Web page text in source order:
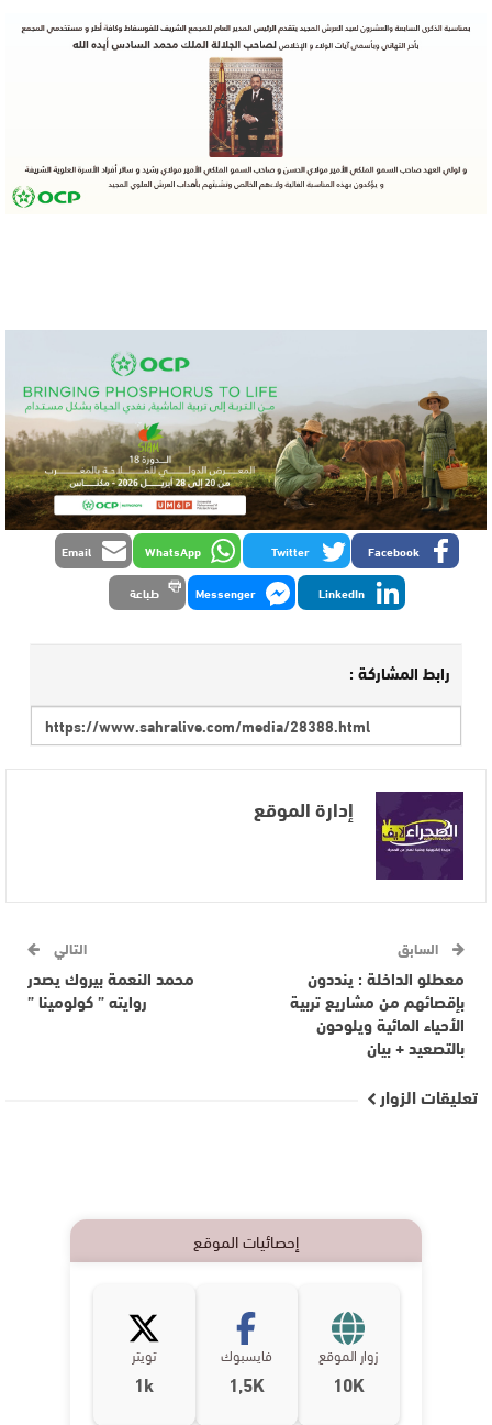
Facebook
Twitter
WhatsApp
Email
LinkedIn
Messenger طباعة
رابط المشاركة :
إدارة الموقع
السابق
معطلو الداخلة : ينددون
بإقصائهم من مشاريع تربية
الأحياء المائية ويلوحون
بالتصعيد + بيان
التالي
محمد النعمة بيروك يصدر
روايته ” كولومينا ”
تعليقات الزوار
إحصائيات الموقع
زوار الموقع
10K
فايسبوك
1,5K
تويتر
1k